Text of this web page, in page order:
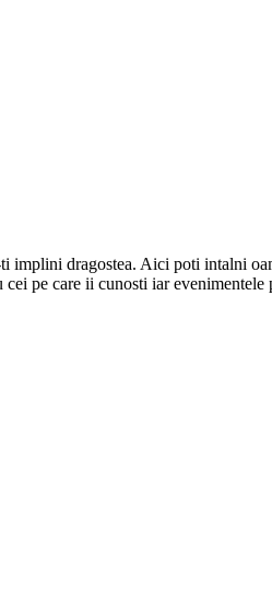
implini dragostea. Aici poti intalni
pe care ii cunosti iar